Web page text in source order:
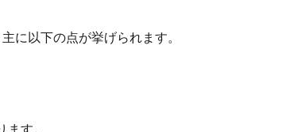
に以下の点が挙げられます。
す。